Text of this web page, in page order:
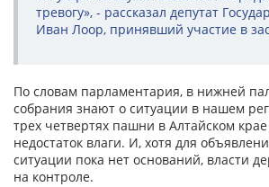
тревогу», - рассказал депутат
Иван Лоор, принявший участие в
По словам парламентария, в нижней
собрания знают о ситуации в нашем
трех четвертях пашни в Алтайском
недостаток влаги. И, хотя для
ситуации пока нет оснований, власти
на контроле.